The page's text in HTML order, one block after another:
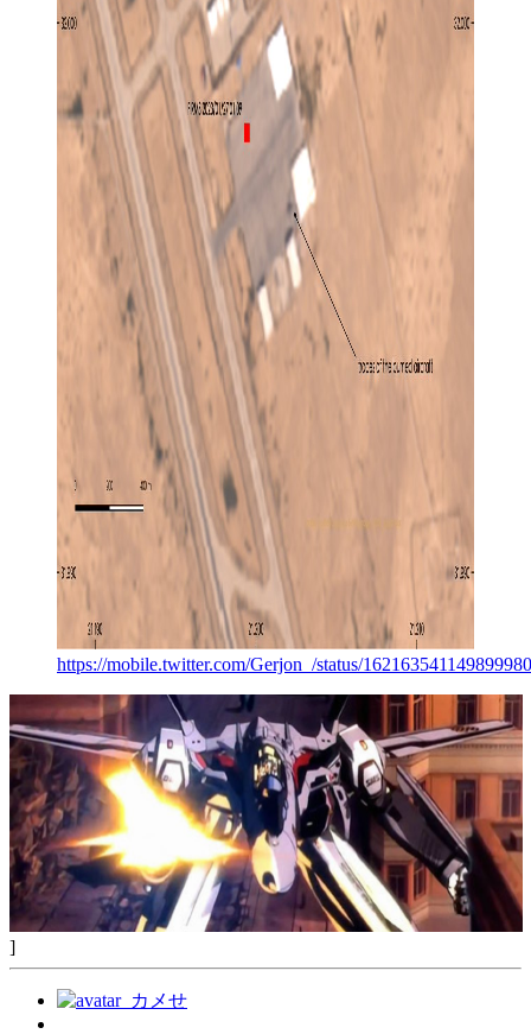
https://mobile.twitter.com/Gerjon_/status/
]